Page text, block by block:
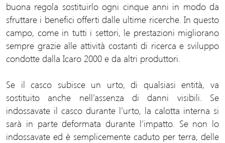
buona regola sostituirlo ogni cinque anni in modo da
sfruttare i benefici offerti dalle ultime ricerche. In questo
campo, come in tutti i settori, le prestazioni migliorano
sempre grazie alle attività costanti di ricerca e sviluppo
condotte dalla Icaro 2000 e da altri produttori.
Se il casco subisce un urto, di qualsiasi entità, va
sostituito anche nell’assenza di danni visibili. Se
indossavate il casco durante l’urto, la calotta interna si
sarà in parte deformata durante l’impatto. Se non lo
indossavate ed è semplicemente caduto per terra, delle